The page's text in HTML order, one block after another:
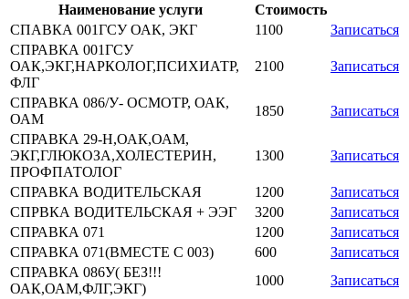
Наименование услуги
Стоимость
СПАВКА 001ГСУ ОАК, ЭКГ
1100
Записаться
СПРАВКА 001ГСУ
ОАК,ЭКГ,НАРКОЛОГ,ПСИХИАТР,
ФЛГ
2100 Записаться
СПРАВКА 086/У- ОСМОТР, ОАК,
ОАМ
1850
Записаться
СПРАВКА 29-Н,ОАК,ОАМ,
ЭКГ,ГЛЮКОЗА,ХОЛЕСТЕРИН,
ПРОФПАТОЛОГ
1300 Записаться
СПРАВКА ВОДИТЕЛЬСКАЯ 1200
Записаться
СПРВКА ВОДИТЕЛЬСКАЯ + ЭЭГ
3200
Записаться
СПРАВКА 071
1200
Записаться
СПРАВКА 071(ВМЕСТЕ С 003)
600
Записаться
СПРАВКА 086У( БЕЗ!!!
ОАК,ОАМ,ФЛГ,ЭКГ)
1000
Записаться